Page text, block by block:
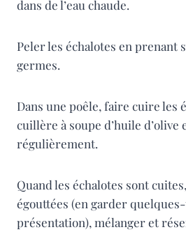
dans de l’eau chaude.
Peler les échalotes en prenant
germes.
Dans une poêle, faire cuire les
cuillère à soupe d’huile d’olive
régulièrement.
Quand les échalotes sont
égouttées (en garder
présentation), mélanger et